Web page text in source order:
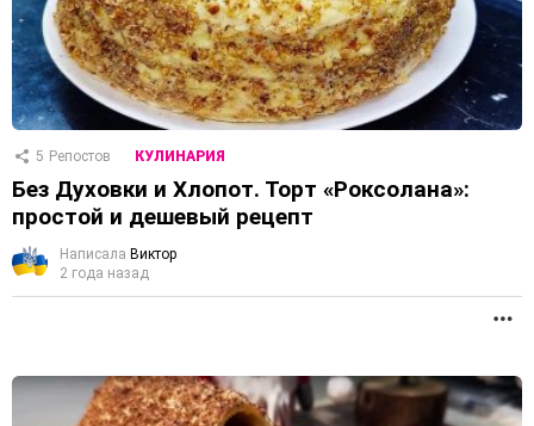
5 Репостов КУЛИНАРИЯ
Без Духовки и Хлопот. Торт «Роксолана»:
простой и дешевый рецепт
Написала Виктор
2 года назад